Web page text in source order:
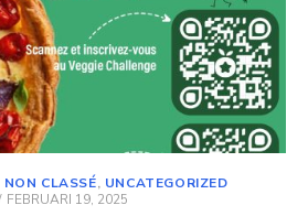
NON CLASSÉ, UNCATEGORIZED
POSTED
FEBRUARI 19, 2025